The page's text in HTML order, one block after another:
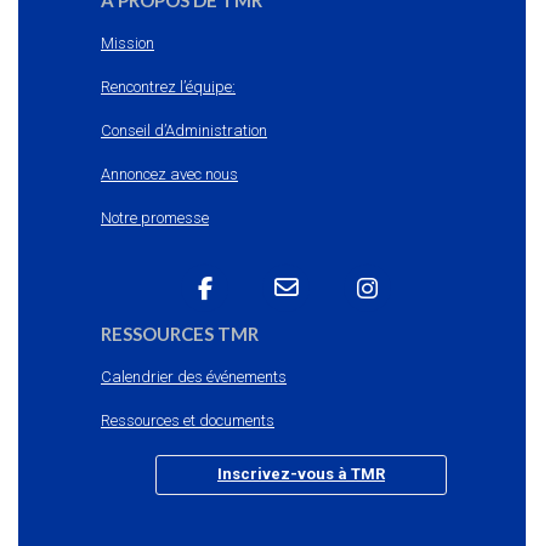
Mission
Rencontrez l’équipe:
Conseil d’Administration
Annoncez avec nous
Notre promesse
RESSOURCES TMR
Calendrier des événements
Ressources et documents
Inscrivez-vous à TMR